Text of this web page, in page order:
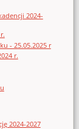
2024-
- 25.05.2025 r
r.
2024-2027